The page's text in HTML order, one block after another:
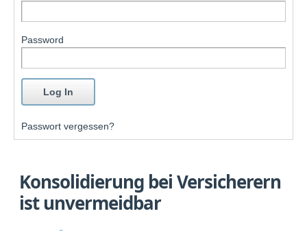
Password
Passwort vergessen?
Konsolidierung bei Versicherern
ist unvermeidbar